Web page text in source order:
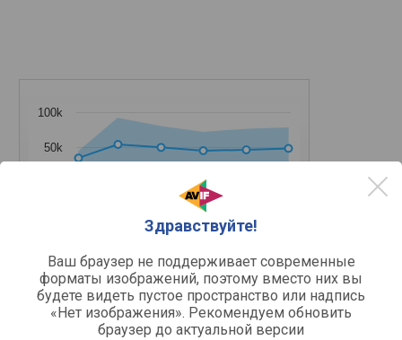
Здравствуйте!
Ваш браузер не поддерживает современные
форматы изображений, поэтому вместо них вы
будете видеть пустое пространство или надпись
«Нет изображения». Рекомендуем обновить
браузер до актуальной версии
Средняя цена
Май '26
50k
100k
2 ТБ 128 ГБ 256 ГБ 512 ГБ